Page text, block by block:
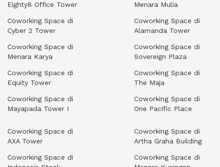
Eighty8 Office Tower
Coworking Space di
Cyber 2 Tower
Coworking Space di
Menara Karya
Coworking Space di
Equity Tower
Coworking Space di
Mayapada Tower I
Menara Mulia
Coworking Space di
Alamanda Tower
Coworking Space di
Sovereign Plaza
Coworking Space di
The Maja
Coworking Space di
One Pacific Place
Coworking Space di
AXA Tower
Coworking Space di
Coworking Space di
Artha Graha Building
Coworking Space di